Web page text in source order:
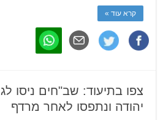
קרא עוד »
צפו בתיעוד: שב"חים ניסו
יהודה ונתפסו לאחר מרדף